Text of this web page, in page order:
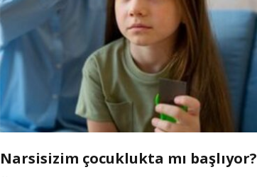
Narsisizim çocuklukta mı başlıyor?